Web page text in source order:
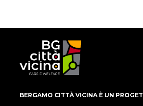
BERGAMO CITTÀ VICINA È UN